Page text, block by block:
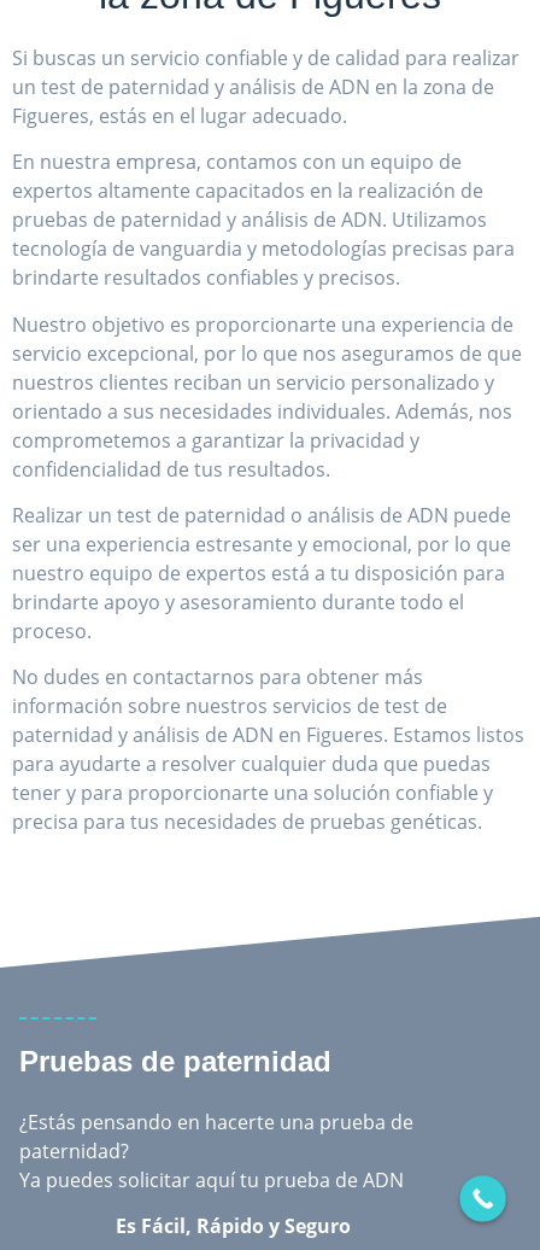
Si buscas un servicio confiable y de calidad para realizar
un test de paternidad y análisis de ADN en la zona de
Figueres, estás en el lugar adecuado.
En nuestra empresa, contamos con un equipo de
expertos altamente capacitados en la realización de
pruebas de paternidad y análisis de ADN. Utilizamos
tecnología de vanguardia y metodologías precisas para
brindarte resultados confiables y precisos.
Nuestro objetivo es proporcionarte una experiencia de
servicio excepcional, por lo que nos aseguramos de que
nuestros clientes reciban un servicio personalizado y
orientado a sus necesidades individuales. Además, nos
comprometemos a garantizar la privacidad y
confidencialidad de tus resultados.
Realizar un test de paternidad o análisis de ADN puede
ser una experiencia estresante y emocional, por lo que
nuestro equipo de expertos está a tu disposición para
brindarte apoyo y asesoramiento durante todo el
proceso.
No dudes en contactarnos para obtener más
información sobre nuestros servicios de test de
paternidad y análisis de ADN en Figueres. Estamos listos
para ayudarte a resolver cualquier duda que puedas
tener y para proporcionarte una solución confiable y
precisa para tus necesidades de pruebas genéticas.
Pruebas de paternidad
¿Estás pensando en hacerte una prueba de
paternidad?
Ya puedes solicitar aquí tu prueba de ADN
Es Fácil, Rápido y Seguro